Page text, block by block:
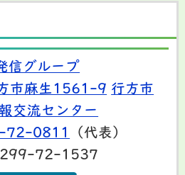
信グループ
市麻生1561-9 行方市
交流センター
72-0811
（代表）
72-1537